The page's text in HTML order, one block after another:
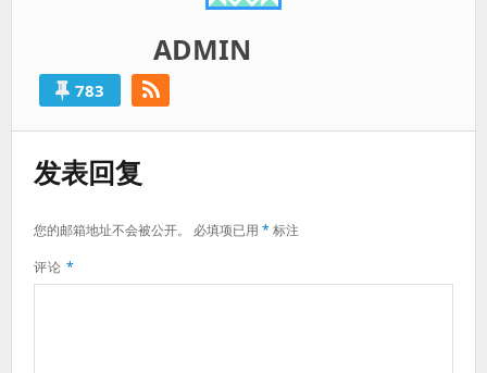
ADMIN
783
发表回复
您的邮箱地址不会被公开。 必填项已用 *标注
评论 *